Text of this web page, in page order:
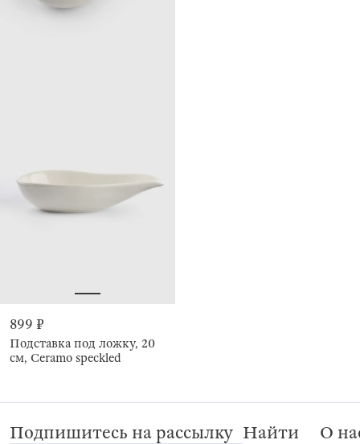
899 ₽
Подставка под ложку, 20
см, Ceramo speckled
Подпишитесь на рассылку Найти
О